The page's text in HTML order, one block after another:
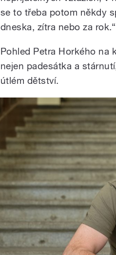
se to třeba potom někdy
dneska, zítra nebo za rok.“
Pohled Petra Horkého na
nejen padesátka a
útlém dětství.